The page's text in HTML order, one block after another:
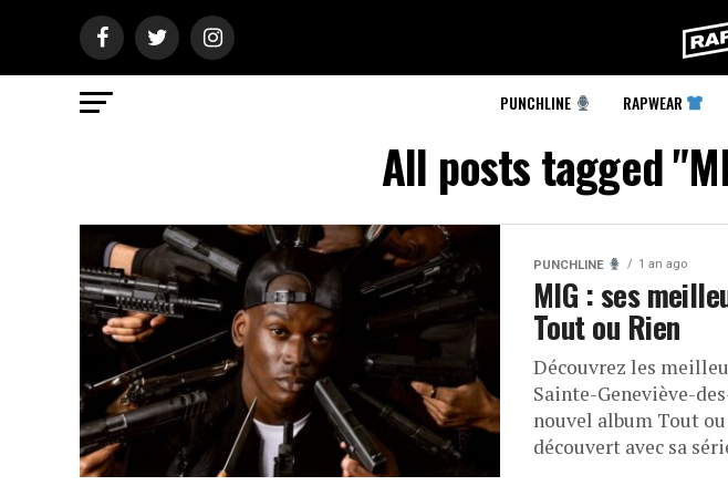
PUNCHLINE RAPWEAR
All posts tagged
PUNCHLINE 1 an ago
MIG : ses
Tout ou Rien
Découvrez les
Sainte-Geneviève-
nouvel album Tout
découvert avec sa